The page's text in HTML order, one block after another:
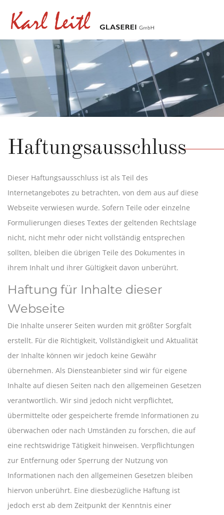
Haftungsausschluss
Dieser Haftungsausschluss ist als Teil des
Internetangebotes zu betrachten, von dem aus auf diese
Webseite verwiesen wurde. Sofern Teile oder einzelne
Formulierungen dieses Textes der geltenden Rechtslage
nicht, nicht mehr oder nicht vollständig entsprechen
sollten, bleiben die übrigen Teile des Dokumentes in
ihrem Inhalt und ihrer Gültigkeit davon unberührt.
Haftung für Inhalte dieser
Webseite
Die Inhalte unserer Seiten wurden mit größter Sorgfalt
erstellt. Für die Richtigkeit, Vollständigkeit und Aktualität
der Inhalte können wir jedoch keine Gewähr
übernehmen. Als Diensteanbieter sind wir für eigene
Inhalte auf diesen Seiten nach den allgemeinen Gesetzen
verantwortlich. Wir sind jedoch nicht verpflichtet,
übermittelte oder gespeicherte fremde Informationen zu
überwachen oder nach Umständen zu forschen, die auf
eine rechtswidrige Tätigkeit hinweisen. Verpflichtungen
zur Entfernung oder Sperrung der Nutzung von
Informationen nach den allgemeinen Gesetzen bleiben
hiervon unberührt. Eine diesbezügliche Haftung ist
jedoch erst ab dem Zeitpunkt der Kenntnis einer